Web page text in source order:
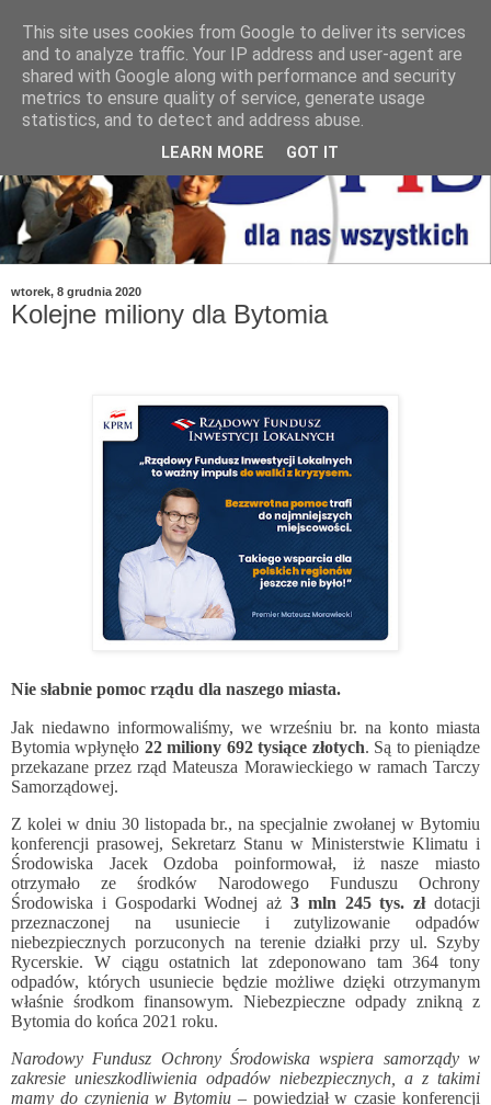
wtorek, 8 grudnia 2020
Kolejne miliony dla Bytomia
Nie słabnie pomoc rządu dla naszego miasta.
Jak niedawno informowaliśmy, we wrześniu br. na konto miasta
Bytomia wpłynęło 22 miliony 692 tysiące złotych. Są to pieniądze
przekazane przez rząd Mateusza Morawieckiego w ramach Tarczy
Samorządowej.
Z kolei w dniu 30 listopada br., na specjalnie zwołanej w Bytomiu
konferencji prasowej, Sekretarz Stanu w Ministerstwie Klimatu i
Środowiska Jacek Ozdoba poinformował, iż nasze miasto
otrzymało ze środków Narodowego Funduszu Ochrony
Środowiska i Gospodarki Wodnej aż 3 mln 245 tys. zł dotacji
przeznaczonej na usuniecie i zutylizowanie odpadów
niebezpiecznych porzuconych na terenie działki przy ul. Szyby
Rycerskie. W ciągu ostatnich lat zdeponowano tam 364 tony
odpadów, których usuniecie będzie możliwe dzięki otrzymanym
właśnie środkom finansowym. Niebezpieczne odpady znikną z
Bytomia do końca 2021 roku.
Narodowy Fundusz Ochrony Środowiska wspiera samorządy w
zakresie unieszkodliwienia odpadów niebezpiecznych, a z takimi
mamy do czynienia w Bytomiu – powiedział w czasie konferencji
This site uses cookies from Google to deliver its services
and to analyze traffic. Your IP address and user-agent are
shared with Google along with performance and security
metrics to ensure quality of service, generate usage
statistics, and to detect and address abuse.
LEARN MORE GOT IT